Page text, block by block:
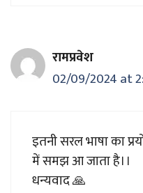
रामप्रवेश
02/09/2024 at
इतनी सरल भाषा का
में समझ आ जाता है।।
धन्यवाद 🙏